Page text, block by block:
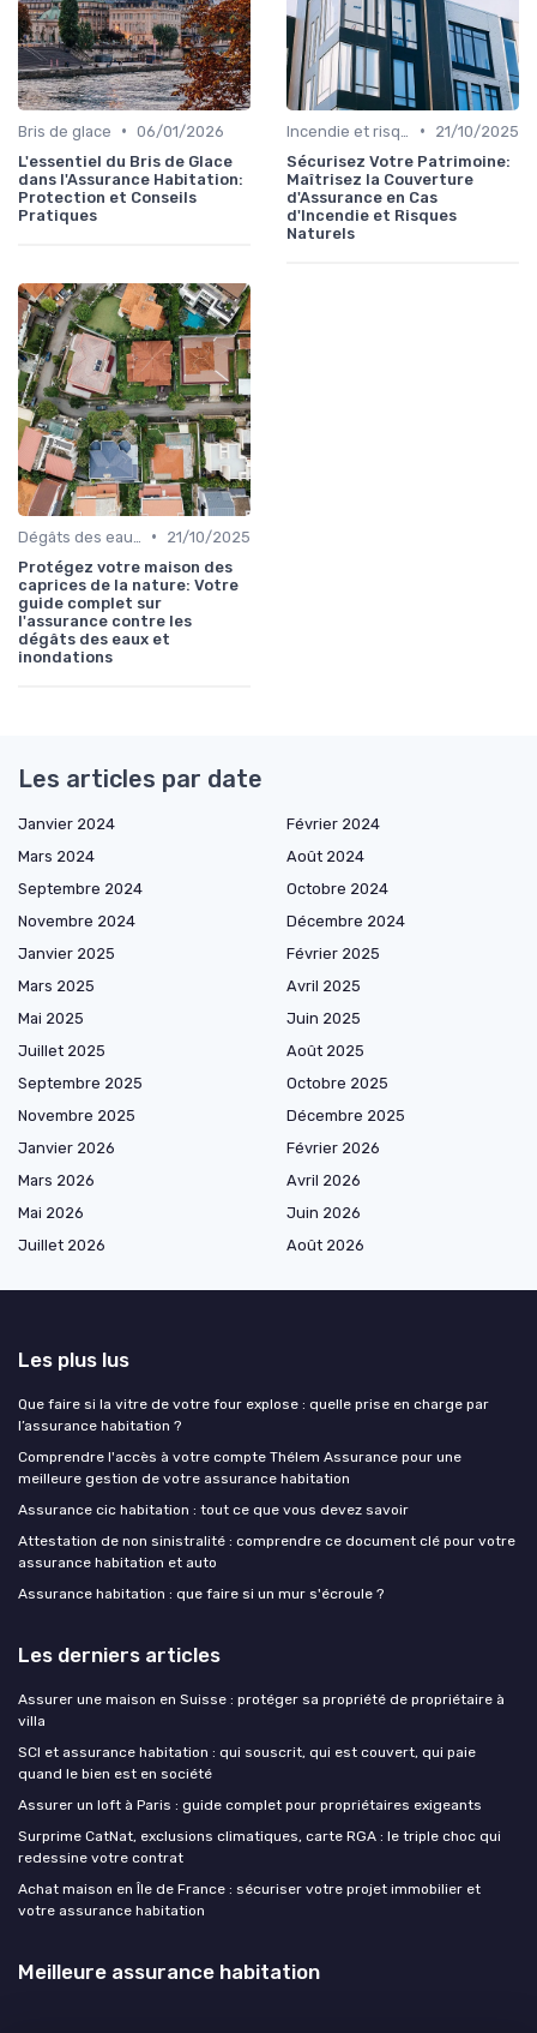
Bris de glace • 06/01/2026
L'essentiel du Bris de Glace
dans l'Assurance Habitation:
Protection et Conseils
Pratiques
•
21/10/2025
Sécurisez Votre Patrimoine:
Maîtrisez la Couverture
d'Assurance en Cas
d'Incendie et Risques
Naturels
•
21/10/2025
Protégez votre maison des
caprices de la nature: Votre
guide complet sur
l'assurance contre les
dégâts des eaux et
inondations
Les articles par date
Janvier 2024
Février 2024
Mars 2024
Août 2024
Septembre 2024
Octobre 2024
Novembre 2024
Décembre 2024
Janvier 2025
Février 2025
Mars 2025
Avril 2025
Mai 2025
Juin 2025
Juillet 2025
Août 2025
Septembre 2025
Octobre 2025
Novembre 2025
Décembre 2025
Janvier 2026
Février 2026
Mars 2026
Avril 2026
Mai 2026
Juin 2026
Juillet 2026
Août 2026
Les plus lus
Que faire si la vitre de votre four explose : quelle prise en charge par
l’assurance habitation ?
Comprendre l'accès à votre compte Thélem Assurance pour une
meilleure gestion de votre assurance habitation
Assurance cic habitation : tout ce que vous devez savoir
Attestation de non sinistralité : comprendre ce document clé pour votre
assurance habitation et auto
Assurance habitation : que faire si un mur s'écroule ?
Les derniers articles
Assurer une maison en Suisse : protéger sa propriété de propriétaire à
villa
SCI et assurance habitation : qui souscrit, qui est couvert, qui paie
quand le bien est en société
Assurer un loft à Paris : guide complet pour propriétaires exigeants
Surprime CatNat, exclusions climatiques, carte RGA : le triple choc qui
redessine votre contrat
Achat maison en Île de France : sécuriser votre projet immobilier et
votre assurance habitation
Meilleure assurance habitation